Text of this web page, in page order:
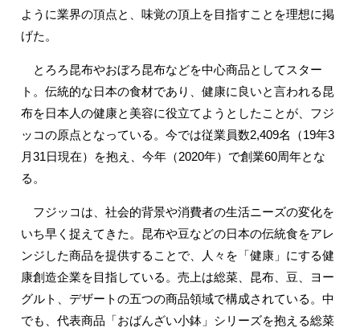
ように業界の頂点と、味覚の頂上を目指すことを理想に掲
げた。
とろろ昆布やおぼろ昆布などを中心商品としてスター
ト。伝統的な日本の食材であり、健康に良いと言われる昆
布を日本人の健康と美容に役立てようとしたことが、フジ
ッコの原点となっている。今では従業員数2,409名（19年3
月31日現在）を抱え、今年（2020年）で創業60周年とな
る。
フジッコは、社会的背景や消費者の生活ニーズの変化を
いち早く捉えてきた。昆布や豆などの日本の伝統食をアレ
ンジした商品を提供することで、人々を「健康」にする健
康創造企業を目指している。売上は総菜、昆布、豆、ヨー
グルト、デザートの五つの商品領域で構成されている。中
でも、代表商品「おばんざい小鉢」シリーズを抱える総菜